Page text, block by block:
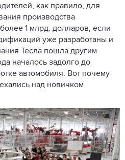
как правило, для
производства
1 млрд. долларов, если
уже разработаны и
Тесла пошла другим
началось задолго до
автомобиля. Вот почему
над новичком